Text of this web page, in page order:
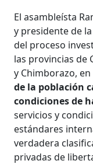
El asambleísta
y presidente de
del proceso
las provincias de
y Chimborazo,
de la población
condiciones de
servicios y
estándares
verdadera
privadas de